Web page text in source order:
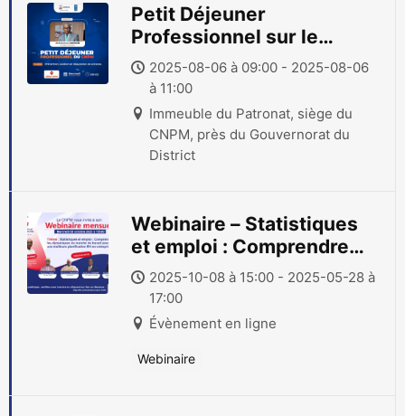
Petit Déjeuner
Professionnel sur le
thème « Prévention,
Gestion et Réparation de
sinistres »
2025-08-06 à 09:00 - 2025-08-06
à 11:00
Immeuble du Patronat, siège du
CNPM, près du Gouvernorat du
District
Webinaire – Statistiques
et emploi : Comprendre
les dynamiques du
marché du travail pour
une meilleure
planification RH en
entreprise
2025-10-08 à 15:00 - 2025-05-28 à
17:00
Évènement en ligne
Webinaire